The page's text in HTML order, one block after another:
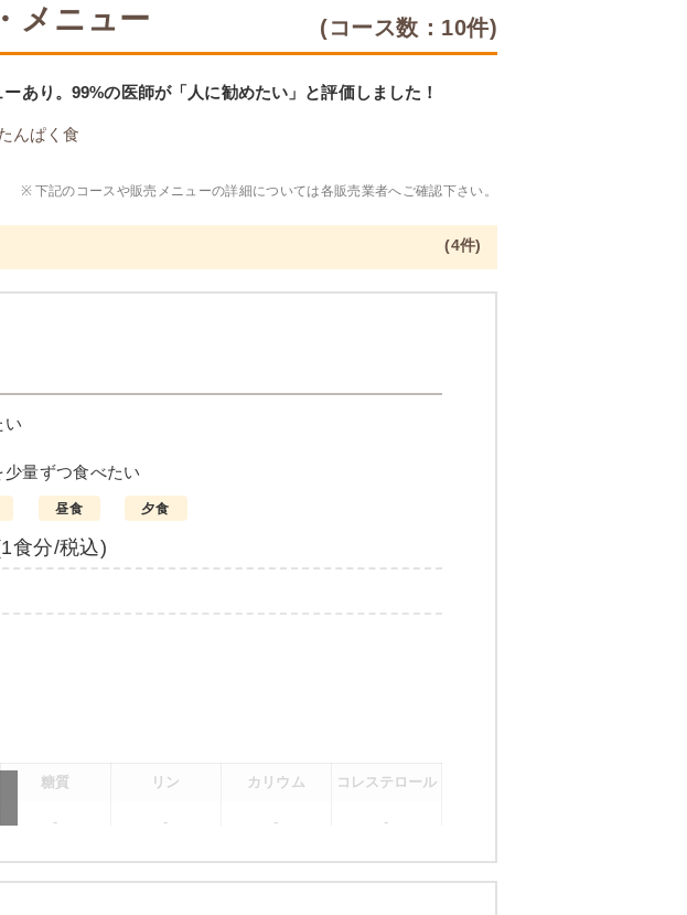
メニュー (コース数：10件)
あり。99%の医師が「人に勧めたい」と評価しました！
んぱく食
※ 下記のコースや販売メニューの詳細については各販売業者へご確認下さい。
(4件)
い
少量ずつ食べたい
昼食 夕食
食分/税込)
糖質 リン カリウム コレステロール
- - - -
はんセットでの栄養価です。